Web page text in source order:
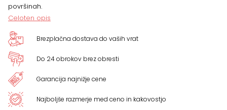
površinah.
Celoten opis
Brezplačna dostava do vaših vrat
Do 24 obrokov brez obresti
Garancija najnižje cene
Najboljše razmerje med ceno in kakovostjo